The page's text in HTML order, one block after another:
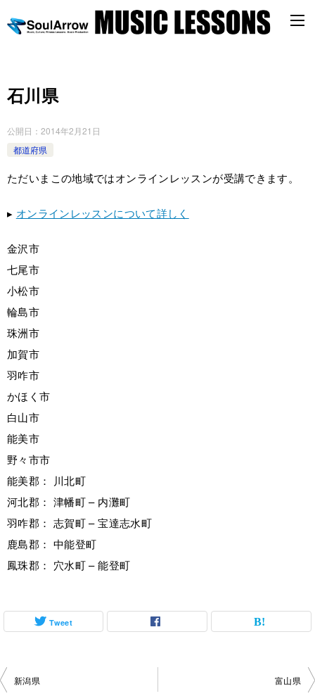
石川県
公開日： 2014年2月21日
都道府県
ただいまこの地域ではオンラインレッスンが受講できます。
▸ オンラインレッスンについて詳しく
金沢市
七尾市
小松市
輪島市
珠洲市
加賀市
羽咋市
かほく市
白山市
能美市
野々市市
能美郡： 川北町
河北郡： 津幡町 – 内灘町
羽咋郡： 志賀町 – 宝達志水町
鹿島郡： 中能登町
鳳珠郡： 穴水町 – 能登町
Tweet
投
新潟県 富山県